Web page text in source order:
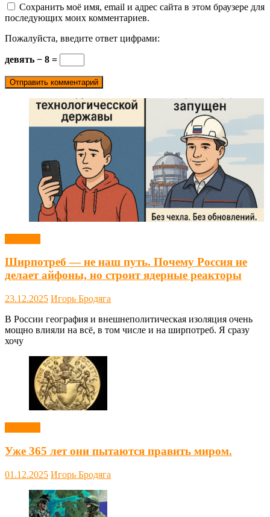
Сохранить моё имя, email и адрес сайта в этом браузере для
последующих моих комментариев.
Пожалуйста, введите ответ цифрами:
девять − 8 =
Ширпотреб — не наш путь. Почему Россия не
делает айфоны, но строит ядерные реакторы
23.12.2025 Игорь Бродяга
В России география и внешнеполитическая изоляция очень
мощно влияли на всё, в том числе и на ширпотреб. Я сразу
хочу
Уже 365 лет они пытаются править миром.
01.12.2025 Игорь Бродяга